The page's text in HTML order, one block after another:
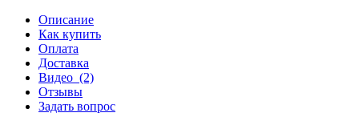
Описание
Как купить
Оплата
Доставка
Видео (2)
Отзывы
Задать вопрос